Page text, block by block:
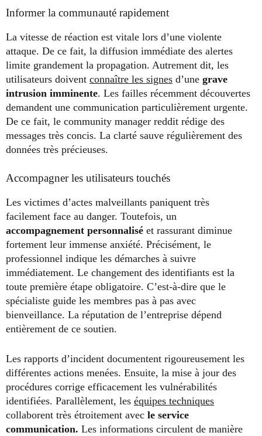
Informer la communauté rapidement
La vitesse de réaction est vitale lors d’une violente
attaque. De ce fait, la diffusion immédiate des alertes
limite grandement la propagation. Autrement dit, les
utilisateurs doivent connaître les signes d’une grave
intrusion imminente. Les failles récemment découvertes
demandent une communication particulièrement urgente.
De ce fait, le community manager reddit rédige des
messages très concis. La clarté sauve régulièrement des
données très précieuses.
Accompagner les utilisateurs touchés
Les victimes d’actes malveillants paniquent très
facilement face au danger. Toutefois, un
accompagnement personnalisé et rassurant diminue
fortement leur immense anxiété. Précisément, le
professionnel indique les démarches à suivre
immédiatement. Le changement des identifiants est la
toute première étape obligatoire. C’est-à-dire que le
spécialiste guide les membres pas à pas avec
bienveillance. La réputation de l’entreprise dépend
entièrement de ce soutien.
Les rapports d’incident documentent rigoureusement les
différentes actions menées. Ensuite, la mise à jour des
procédures corrige efficacement les vulnérabilités
identifiées. Parallèlement, les équipes techniques
collaborent très étroitement avec le service
communication. Les informations circulent de manière